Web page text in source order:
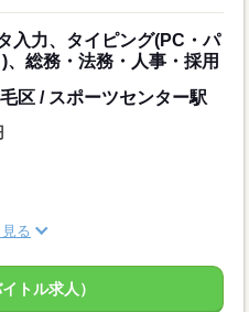
入力、タイピング(PC・パ
総務・法務・人事・採用
区 / スポーツセンター駅
る
トル求人）